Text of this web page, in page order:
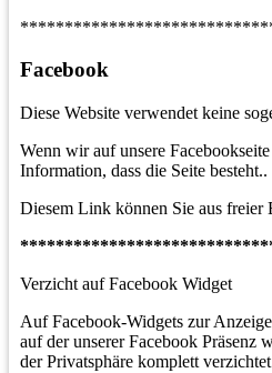
Facebook
Diese Website verwendet keine
Wenn wir auf unsere
Information, dass die Seite besteht..
Diesem Link können Sie aus freier
Verzicht auf Facebook Widget
Auf Facebook-Widgets zur
auf der unserer Facebook Präsenz
der Privatsphäre komplett